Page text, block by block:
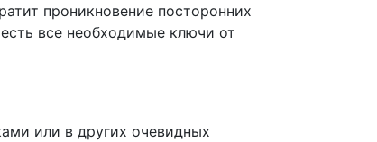
проникновение посторонних
все необходимые ключи от
или в других очевидных